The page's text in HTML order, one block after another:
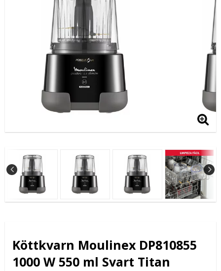
Köttkvarn Moulinex DP810855
1000 W 550 ml Svart Titan